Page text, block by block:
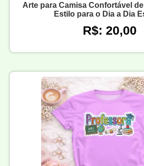
Arte para Camisa Confortável
Estilo para o Dia a Dia
R$: 20,00